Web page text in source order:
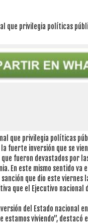
que privilegia políticas
que privilegia políticas
fuerte inversión que se
fueron devastados por
En este mismo sentido va
que dio este viernes
que el Ejecutivo nacional
del Estado nacional
viviendo”, destacó